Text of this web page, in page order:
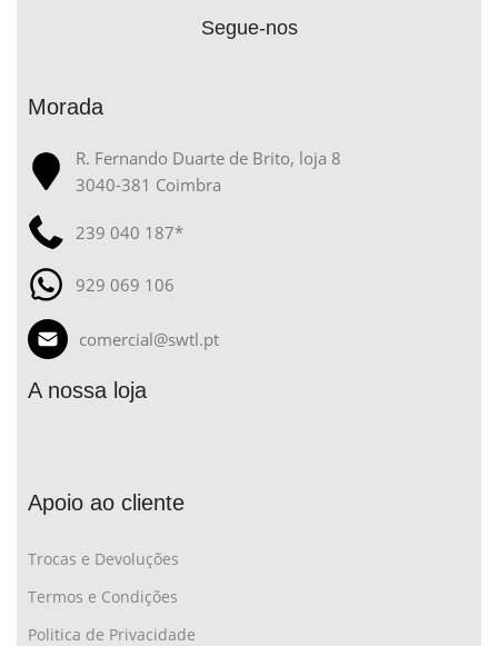
Segue-nos
Morada
R. Fernando Duarte de Brito, loja 8
3040-381 Coimbra
239 040 187*
929 069 106
comercial@swtl.pt
A nossa loja
Apoio ao cliente
Trocas e Devoluções
Termos e Condições
Politica de Privacidade